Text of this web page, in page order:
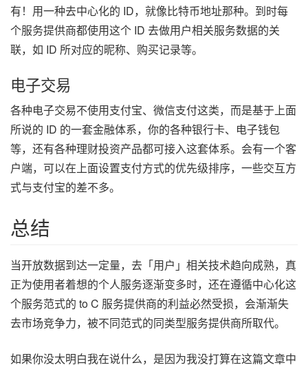
有！用一种去中心化的 ID，就像比特币地址那种。到时每
个服务提供商都使用这个 ID 去做用户相关服务数据的关
联，如 ID 所对应的昵称、购买记录等。
电子交易
各种电子交易不使用支付宝、微信支付这类，而是基于上面
所说的 ID 的一套金融体系，你的各种银行卡、电子钱包
等，还有各种理财投资产品都可接入这套体系。会有一个客
户端，可以在上面设置支付方式的优先级排序，一些交互方
式与支付宝的差不多。
总结
当开放数据到达一定量，去「用户」相关技术趋向成熟，真
正为使用者着想的个人服务逐渐变多时，还在遵循中心化这
个服务范式的 to C 服务提供商的利益必然受损，会渐渐失
去市场竞争力，被不同范式的同类型服务提供商所取代。
如果你没太明白我在说什么，是因为我没打算在这篇文章中